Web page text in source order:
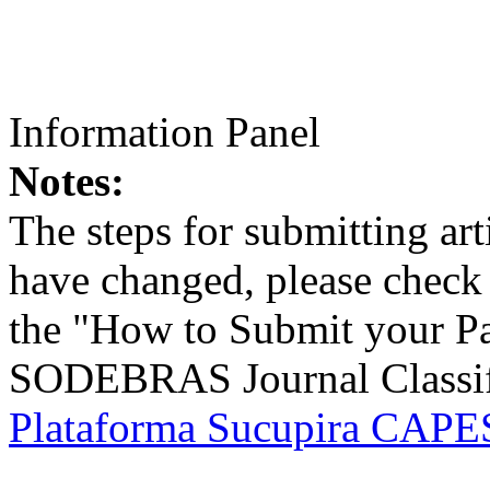
Information Panel
Notes:
The steps for submitting
have changed, please
the "How to Submit your
SODEBRAS Journal
Plataforma Sucupira